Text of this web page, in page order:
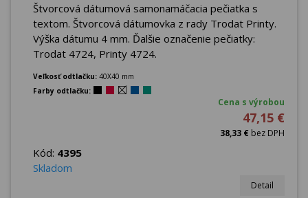
Štvorcová dátumová samonamáčacia pečiatka s
textom. Štvorcová dátumovka z rady Trodat Printy.
Výška dátumu 4 mm. Ďalšie označenie pečiatky:
Trodat 4724, Printy 4724.
Veľkosť odtlačku: 40X40 mm
Farby odtlačku:
Cena s výrobou
47,15 €
38,33 € bez DPH
Kód: 4395
Skladom
Detail